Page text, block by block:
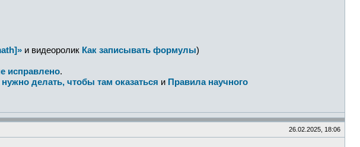
и видеоролик Как записывать формулы)
исправлено.
делать, чтобы там оказаться и Правила научного
26.02.2025, 18:06